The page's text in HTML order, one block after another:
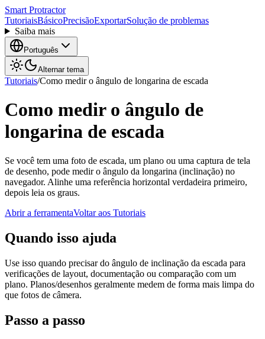
Smart Protractor
TutoriaisBásicoPrecisãoExportarSolução de problemas
Saiba mais
Português
Alternar tema
Tutoriais/Como medir o ângulo de longarina de escada
Como medir o ângulo de
longarina de escada
Se você tem uma foto de escada, um plano ou uma captura de tela
de desenho, pode medir o ângulo da longarina (inclinação) no
navegador. Alinhe uma referência horizontal verdadeira primeiro,
depois leia os graus.
Abrir a ferramentaVoltar aos Tutoriais
Quando isso ajuda
Use isso quando precisar do ângulo de inclinação da escada para
verificações de layout, documentação ou comparação com um
plano. Planos/desenhos geralmente medem de forma mais limpa do
que fotos de câmera.
Passo a passo